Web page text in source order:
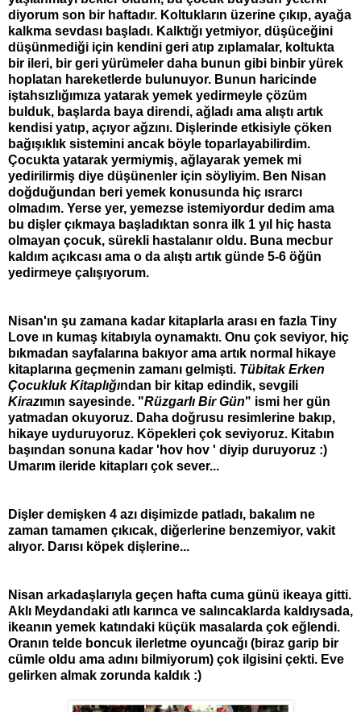
diyorum son bir haftadır. Koltukların üzerine çıkıp, ayağa
kalkma sevdası başladı. Kalktığı yetmiyor, düşüceğini
düşünmediği için kendini geri atıp zıplamalar, koltukta
bir ileri, bir geri yürümeler daha bunun gibi binbir yürek
hoplatan hareketlerde bulunuyor. Bunun haricinde
iştahsızlığımıza yatarak yemek yedirmeyle çözüm
bulduk, başlarda baya direndi, ağladı ama alıştı artık
kendisi yatıp, açıyor ağzını. Dişlerinde etkisiyle çöken
bağışıklık sistemini ancak böyle toparlayabilirdim.
Çocukta yatarak yermiymiş, ağlayarak yemek mi
yedirilirmiş diye düşünenler için söyliyim. Ben Nisan
doğduğundan beri yemek konusunda hiç ısrarcı
olmadım. Yerse yer, yemezse istemiyordur dedim ama
bu dişler çıkmaya başladıktan sonra ilk 1 yıl hiç hasta
olmayan çocuk, sürekli hastalanır oldu. Buna mecbur
kaldım açıkcası ama o da alıştı artık günde 5-6 öğün
yedirmeye çalışıyorum.
Nisan'ın şu zamana kadar kitaplarla arası en fazla Tiny
Love ın kumaş kitabıyla oynamaktı. Onu çok seviyor, hiç
bıkmadan sayfalarına bakıyor ama artık normal hikaye
kitaplarına geçmenin zamanı gelmişti. Tübitak Erken
Çocukluk Kitaplığından bir kitap edindik, sevgili
Kirazımın sayesinde. "Rüzgarlı Bir Gün" ismi her gün
yatmadan okuyoruz. Daha doğrusu resimlerine bakıp,
hikaye uyduruyoruz. Köpekleri çok seviyoruz. Kitabın
başından sonuna kadar 'hov hov ' diyip duruyoruz :)
Umarım ileride kitapları çok sever...
Dişler demişken 4 azı dişimizde patladı, bakalım ne
zaman tamamen çıkıcak, diğerlerine benzemiyor, vakit
alıyor. Darısı köpek dişlerine...
Nisan arkadaşlarıyla geçen hafta cuma günü ikeaya gitti.
Aklı Meydandaki atlı karınca ve salıncaklarda kaldıysada,
ikeanın yemek katındaki küçük masalarda çok eğlendi.
Oranın telde boncuk ilerletme oyuncağı (biraz garip bir
cümle oldu ama adını bilmiyorum) çok ilgisini çekti. Eve
gelirken almak zorunda kaldık :)